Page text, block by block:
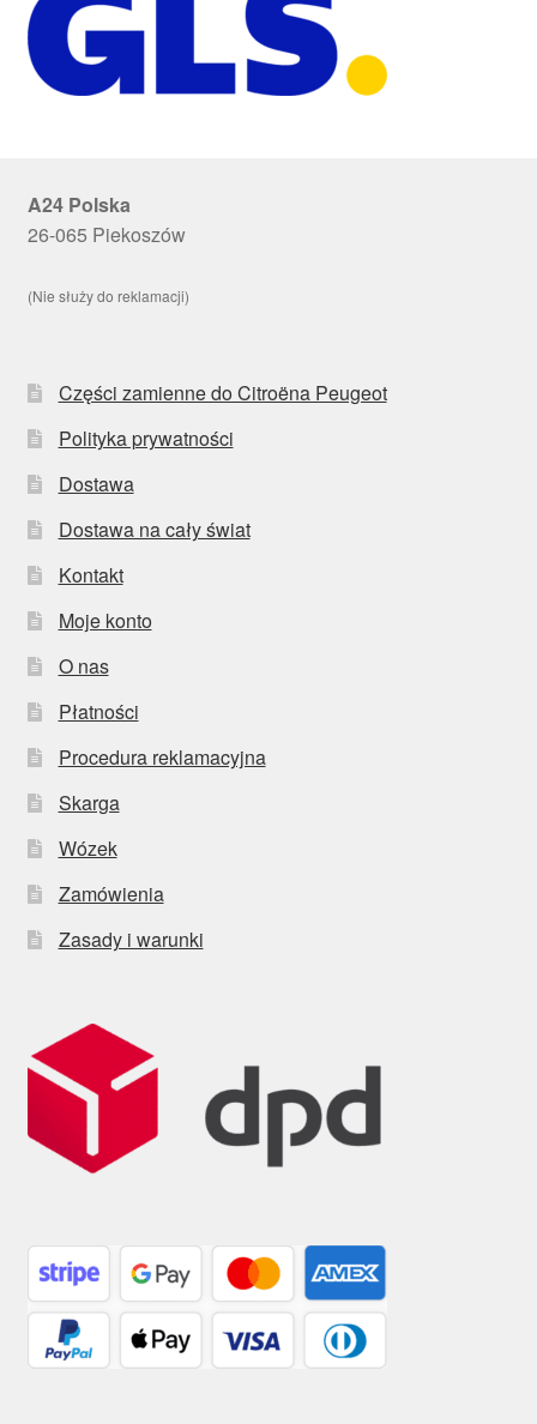
A24 Polska
26-065 Piekoszów
(Nie służy do reklamacji)
Części zamienne do Citroëna Peugeot
Polityka prywatności
Dostawa
Dostawa na cały świat
Kontakt
Moje konto
O nas
Płatności
Procedura reklamacyjna
Skarga
Wózek
Zamówienia
Zasady i warunki